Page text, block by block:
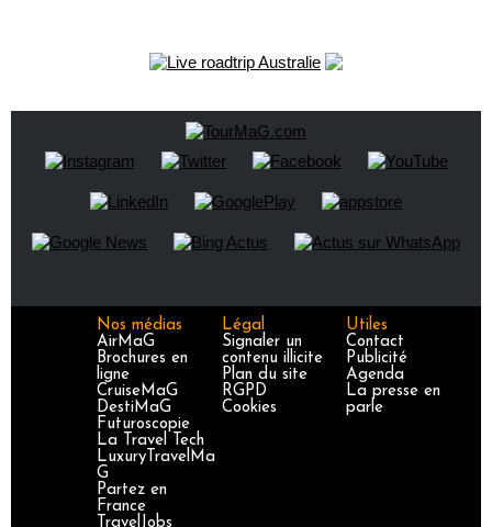
Nos médias
AirMaG
Brochures en
ligne
CruiseMaG
DestiMaG
Futuroscopie
La Travel Tech
LuxuryTravelMa
G
Partez en
France
TravelJobs
Légal
Signaler un
contenu illicite
Plan du site
RGPD
Cookies
Utiles
Contact
Publicité
Agenda
La presse en
parle